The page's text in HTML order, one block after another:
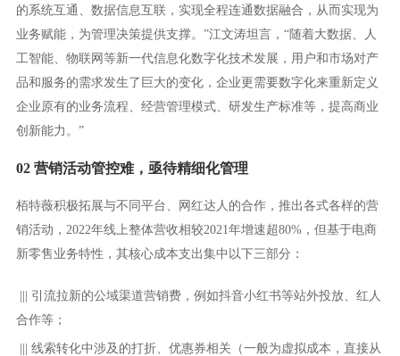
的系统互通、数据信息互联，实现全程连通数据融合，从而实现为
业务赋能，为管理决策提供支撑。”江文涛坦言，“随着大数据、人
工智能、物联网等新一代信息化数字化技术发展，用户和市场对产
品和服务的需求发生了巨大的变化，企业更需要数字化来重新定义
企业原有的业务流程、经营管理模式、研发生产标准等，提高商业
创新能力。”
02 营销活动管控难，亟待精细化管理
栢特薇积极拓展与不同平台、网红达人的合作，推出各式各样的营
销活动，2022年线上整体营收相较2021年增速超80%，但基于电商
新零售业务特性，其核心成本支出集中以下三部分：
||| 引流拉新的公域渠道营销费，例如抖音小红书等站外投放、红人
合作等；
||| 线索转化中涉及的打折、优惠券相关（一般为虚拟成本，直接从